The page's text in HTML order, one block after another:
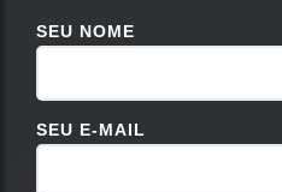
SEU NOME
SEU E-MAIL